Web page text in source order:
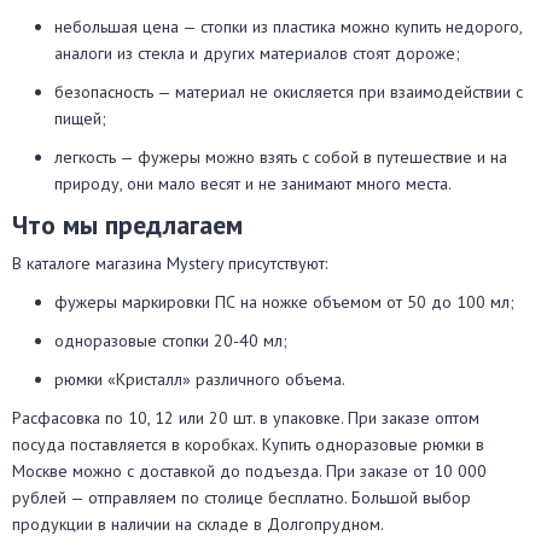
небольшая цена — стопки из пластика можно купить недорого,
аналоги из стекла и других материалов стоят дороже;
безопасность — материал не окисляется при взаимодействии с
пищей;
легкость — фужеры можно взять с собой в путешествие и на
природу, они мало весят и не занимают много места.
Что мы предлагаем
В каталоге магазина Mystery присутствуют:
фужеры маркировки ПС на ножке объемом от 50 до 100 мл;
одноразовые стопки 20-40 мл;
рюмки «Кристалл» различного объема.
Расфасовка по 10, 12 или 20 шт. в упаковке. При заказе оптом
посуда поставляется в коробках. Купить одноразовые рюмки в
Москве можно с доставкой до подъезда. При заказе от 10 000
рублей — отправляем по столице бесплатно. Большой выбор
продукции в наличии на складе в Долгопрудном.